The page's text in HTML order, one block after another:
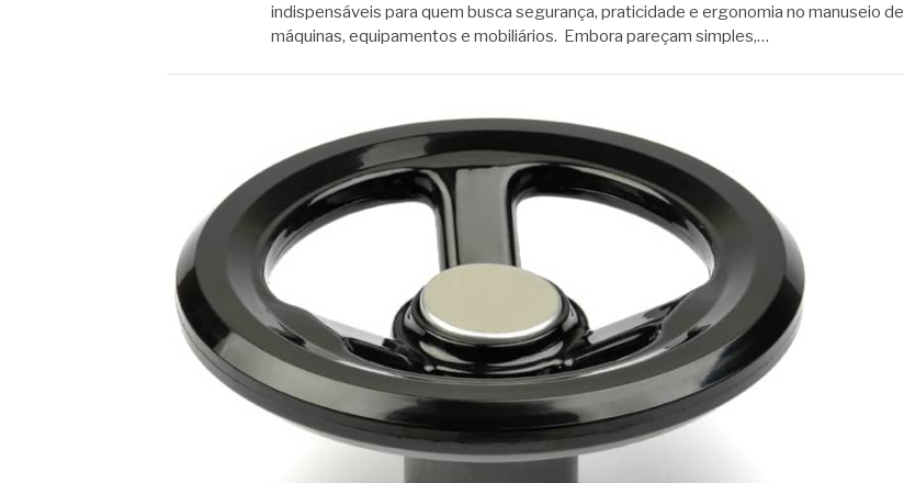
indispensáveis para quem busca segurança, praticidade e ergonomia no manuseio de
máquinas, equipamentos e mobiliários. Embora pareçam simples,…